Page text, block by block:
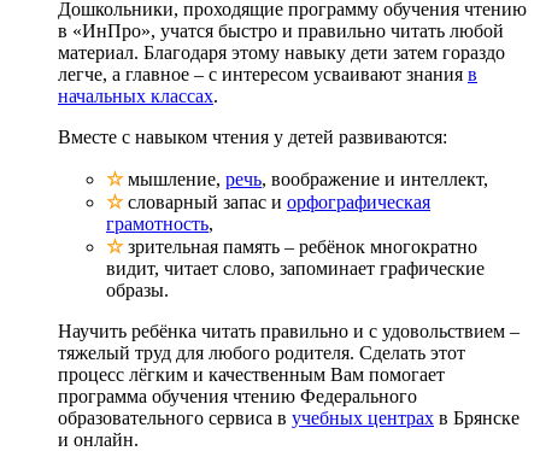
Дошкольники, проходящие программу обучения чтению
в «ИнПро», учатся быстро и правильно читать любой
материал. Благодаря этому навыку дети затем гораздо
легче, а главное – с интересом усваивают знания в
начальных классах.
Вместе с навыком чтения у детей развиваются:
☆мышление, речь, воображение и интеллект,
☆словарный запас и орфографическая
грамотность,
☆зрительная память – ребёнок многократно
видит, читает слово, запоминает графические
образы.
Научить ребёнка читать правильно и с удовольствием –
тяжелый труд для любого родителя. Сделать этот
процесс лёгким и качественным Вам помогает
программа обучения чтению Федерального
образовательного сервиса в учебных центрах в Брянске
и онлайн.